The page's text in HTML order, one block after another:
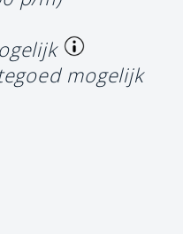
mogelijk